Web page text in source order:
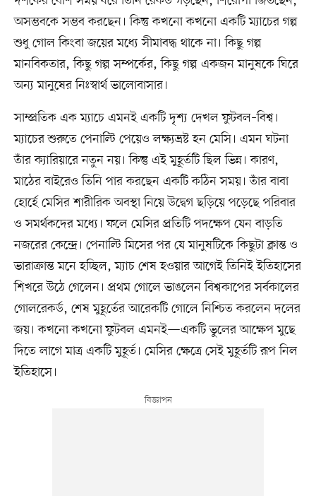
অসম্ভবকে সম্ভব করছেন। কিন্তু কখনো কখনো একটি ম্যাচের গল্প
শুধু গোল কিংবা জয়ের মধ্যে সীমাবদ্ধ থাকে না। কিছু গল্প
মানবিকতার, কিছু গল্প সম্পর্কের, কিছু গল্প একজন মানুষকে ঘিরে
অন্য মানুষের নিঃস্বার্থ ভালোবাসার।
সাম্প্রতিক এক ম্যাচে এমনই একটি দৃশ্য দেখল ফুটবল–বিশ্ব।
ম্যাচের শুরুতে পেনাল্টি পেয়েও লক্ষ্যভ্রষ্ট হন মেসি। এমন ঘটনা
তাঁর ক্যারিয়ারে নতুন নয়। কিন্তু এই মুহূর্তটি ছিল ভিন্ন। কারণ,
মাঠের বাইরেও তিনি পার করছেন একটি কঠিন সময়। তাঁর বাবা
হোর্হে মেসির শারীরিক অবস্থা নিয়ে উদ্বেগ ছড়িয়ে পড়েছে পরিবার
ও সমর্থকদের মধ্যে। ফলে মেসির প্রতিটি পদক্ষেপ যেন বাড়তি
নজরের কেন্দ্রে। পেনাল্টি মিসের পর যে মানুষটিকে কিছুটা ক্লান্ত ও
ভারাক্রান্ত মনে হচ্ছিল, ম্যাচ শেষ হওয়ার আগেই তিনিই ইতিহাসের
শিখরে উঠে গেলেন। প্রথম গোলে ভাঙলেন বিশ্বকাপের সর্বকালের
গোলরেকর্ড, শেষ মুহূর্তের আরেকটি গোলে নিশ্চিত করলেন দলের
জয়। কখনো কখনো ফুটবল এমনই—একটি ভুলের আক্ষেপ মুছে
দিতে লাগে মাত্র একটি মুহূর্ত। মেসির ক্ষেত্রে সেই মুহূর্তটি রূপ নিল
ইতিহাসে।